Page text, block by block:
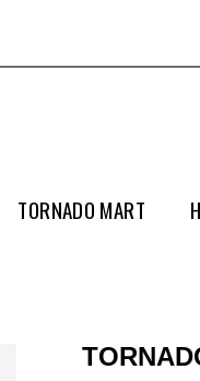
TORNADO MART